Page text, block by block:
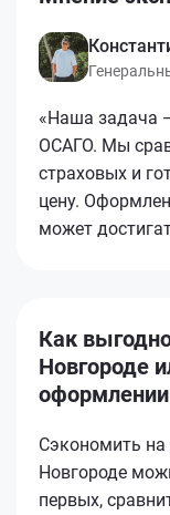
«Наша задача
ОСАГО. Мы
страховых и
цену.
может
Как
Новгороде
оформлении
Сэкономить
Новгороде
первых,